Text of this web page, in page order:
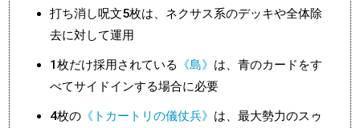
打ち消し呪文5枚は、ネクサス系のデッキや全体除
去に対して運用
1枚だけ採用されている 《島》 は、青のカードをす
べてサイドインする場合に必要
4枚の 《トカートリの儀仗兵》 は、最大勢力のスゥ